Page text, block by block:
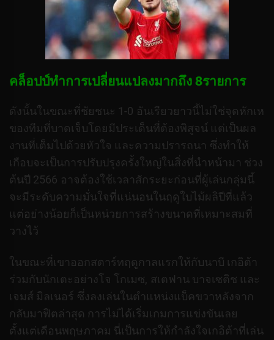
คล็อปป์ทำการเปลี่ยนแปลงมากถึง 8รายการ
ดังนั้นในขณะที่ชัยชนะ 1-0 อันเรียวยาวนี้ไม่ใช่จุดหักเห
ของทีมที่บาดเจ็บโดยมีประเด็นที่ต้องพิสูจน์ แต่เป็นผล
งานที่เต็มไปด้วยหัวใจ และความปรารถนา ซึ่งทำให้
เกือบจะเป็นการปรับปรุงครั้งใหญ่ในสิ่งที่นำหน้ามา ช่วง
ต้นปี 2566 อาจต้องใช้เวลาสักระยะก่อนที่ผู้เล่นกลุ่มนี้
จะมีระดับความมั่นใจที่แน่นอนในฤดูใบไม้ผลิปีที่แล้ว
แต่อย่างน้อยก็เป็นหน่วยการสร้างขนาดที่เหมาะสมที่
วางไว้
ในขณะที่เขาออกสตาร์ทฤดูกาลแรกให้กับนาบี เกอิต้า
ร่วมกับนักเตะอย่างโจ โกเมซ, สเตฟาน บาจเซติช และ
เจมส์ มิลเนอร์ ซึ่งลงเล่นในตำแหน่งแบ็คขวาหลังจาก
กลับมาฟิตล่าสุด การไม่ได้เริ่มเกมการแข่งขันเลย
ตั้งแต่เดือนพฤษภาคม นี่เป็นการให้กำลังใจเกอิต้าที่เล่น